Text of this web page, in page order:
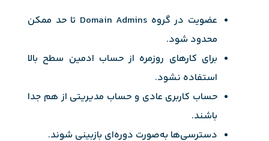
عضویت در گروه Domain Admins تا حد ممکن
محدود شود.
برای کارهای روزمره از حساب ادمین سطح بالا
استفاده نشود.
حساب کاربری عادی و حساب مدیریتی از هم جدا
باشند.
دسترسی‌ها به‌صورت دوره‌ای بازبینی شوند.